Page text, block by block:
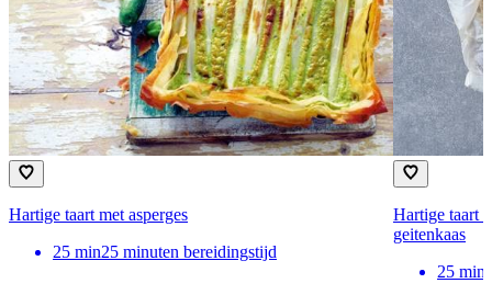
Hartige taart met asperges
25 min25 minuten bereidingstijd
Hartige taart
geitenkaas
25 min